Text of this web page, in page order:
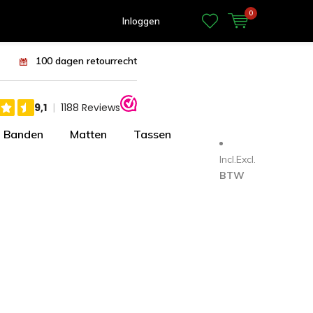
Inloggen
0
100 dagen retourrecht
Banden Matten Tassen
Incl.Excl.
BTW